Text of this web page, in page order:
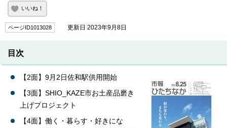
いいね！
ページID1013028 更新日 2023年9月8日
目次
【2面】9月2日佐和駅供用開始
【3面】SHIO_KAZE市お土産品磨き
上げプロジェクト
【4面】働く・暮らす・好きにな